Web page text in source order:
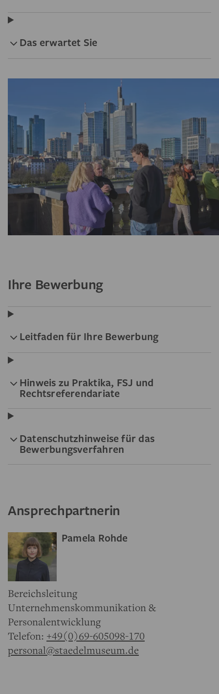
Das erwartet Sie
Ihre Bewerbung
Leitfaden für Ihre Bewerbung
Hinweis zu Praktika, FSJ und
Rechtsreferendariate
Datenschutzhinweise für das
Bewerbungsverfahren
Ansprechpartnerin
Pamela Rohde
Bereichsleitung
Unternehmenskommunikation &
Personalentwicklung
Telefon: +49(0)69-605098-170
personal@staedelmuseum.de